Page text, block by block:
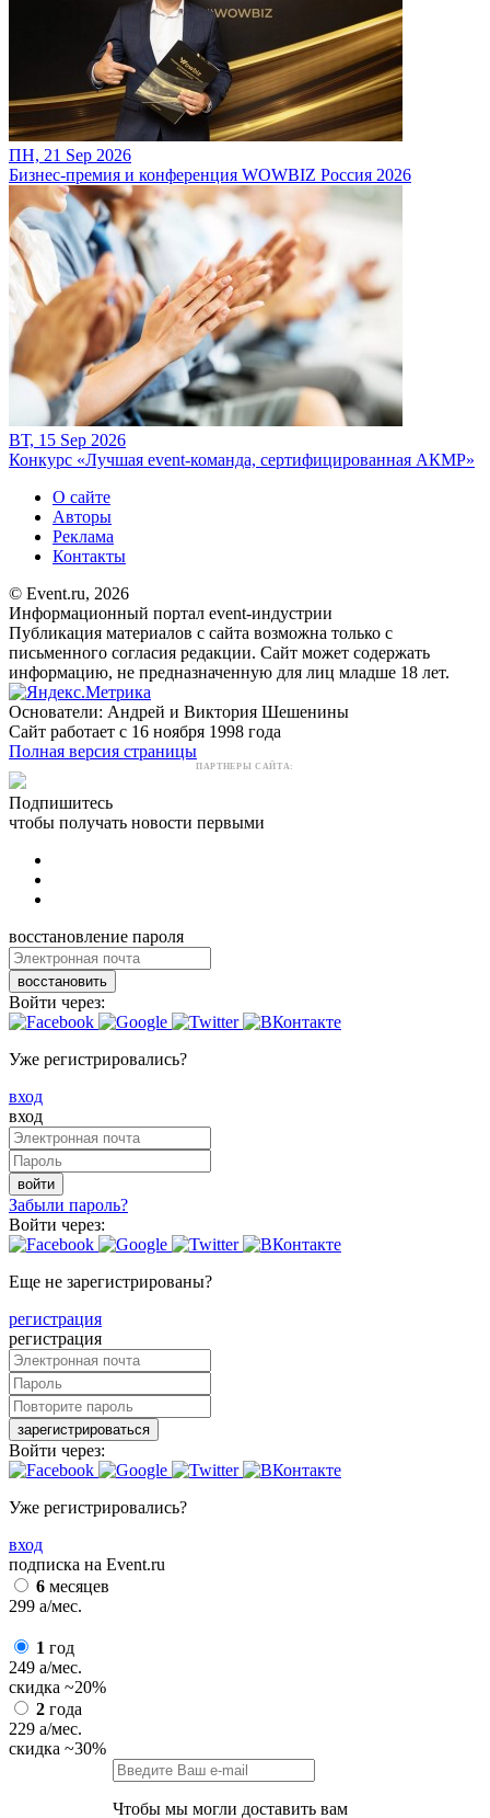
ПН, 21 Sep 2026
Бизнес-премия и конференция WOWBIZ Россия 2026
ВТ, 15 Sep 2026
Конкурс «Лучшая event-команда, сертифицированная АКМР»
О сайте
Авторы
Реклама
Контакты
© Event.ru, 2026
Информационный портал event-индустрии
Публикация материалов с сайта возможна только с
письменного согласия редакции. Сайт может содержать
информацию, не предназначенную для лиц младше 18 лет.
Основатели: Андрей и Виктория Шешенины
Сайт работает с 16 ноября 1998 года
Полная версия страницы
ПАРТНЕРЫ САЙТА:
Подпишитесь
чтобы получать новости первыми
восстановление пароля
восстановить
Войти через:
Уже регистрировались?
вход
вход
войти
Забыли пароль?
Войти через:
Еще не зарегистрированы?
регистрация
регистрация
зарегистрироваться
Войти через:
Уже регистрировались?
вход
подписка на Event.ru
6 месяцев
299 a/мес.
1 год
249 a/мес.
скидка ~20%
2 года
229 a/мес.
скидка ~30%
Чтобы мы могли доставить вам